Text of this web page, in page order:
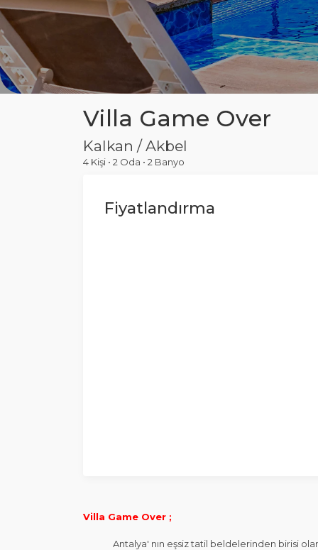
Villa Game Over
Kalkan / Akbel
4 Kişi • 2 Oda • 2 Banyo
Fiyatlandırma
Villa Game Over ;
Antalya' nın eşsiz tatil beldelerinden birisi olan